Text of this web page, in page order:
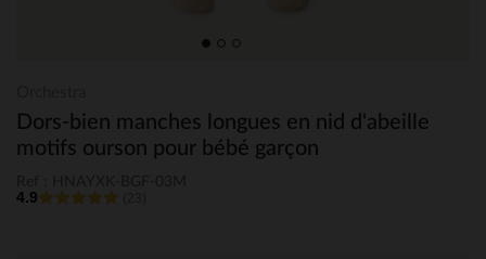
Dors-bien manches longues en nid d'abeille
motifs ourson pour bébé garçon
4.9